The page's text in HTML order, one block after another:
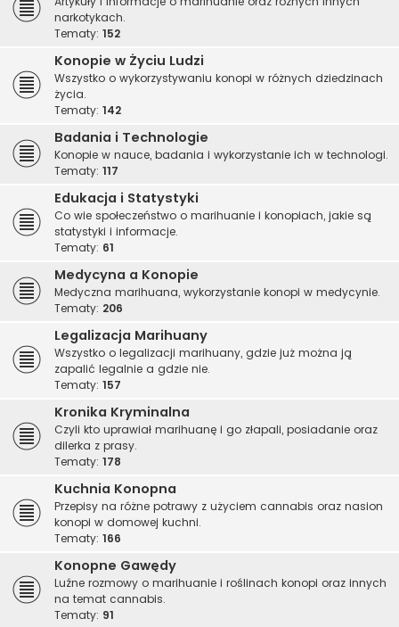
narkotykach.
Tematy: 152
Konopie w Życiu Ludzi
Wszystko o wykorzystywaniu konopi w różnych dziedzinach
życia.
Tematy: 142
Badania i Technologie
Konopie w nauce, badania i wykorzystanie ich w technologi.
Tematy: 117
Edukacja i Statystyki
Co wie społeczeństwo o marihuanie i konopiach, jakie są
statystyki i informacje.
Tematy: 61
Medycyna a Konopie
Medyczna marihuana, wykorzystanie konopi w medycynie.
Tematy: 206
Legalizacja Marihuany
Wszystko o legalizacji marihuany, gdzie już można ją
zapalić legalnie a gdzie nie.
Tematy: 157
Kronika Kryminalna
Czyli kto uprawiał marihuanę i go złapali, posiadanie oraz
dilerka z prasy.
Tematy: 178
Kuchnia Konopna
Przepisy na różne potrawy z użyciem cannabis oraz nasion
konopi w domowej kuchni.
Tematy: 166
Konopne Gawędy
Luźne rozmowy o marihuanie i roślinach konopi oraz innych
na temat cannabis.
Tematy: 91